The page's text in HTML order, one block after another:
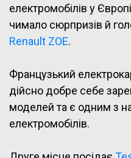
електромобілів у
чимало сюрпризів й
Renault ZOE.
Французький
дійсно добре себе
моделей та є одним з
електромобілів.